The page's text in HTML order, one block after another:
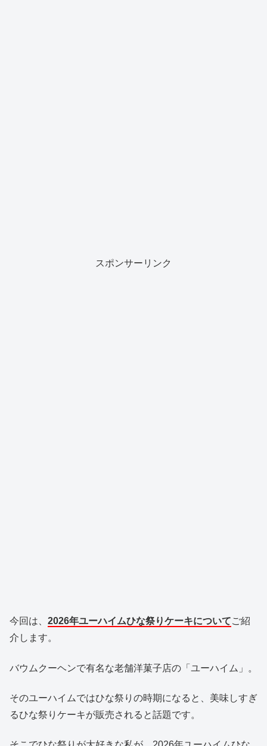
スポンサーリンク
今回は、 2026年ユーハイムひな祭りケーキについてご紹
介します。
バウムクーヘンで有名な老舗洋菓子店の「 ユーハイム」。
そのユーハイムではひな祭りの時期になると、美味しすぎ
るひな祭りケーキが販売されると話題です。